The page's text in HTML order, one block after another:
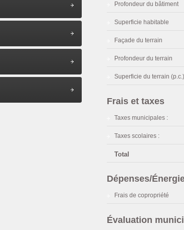
Profondeur du bâtiment
Superficie habitable
Façade du terrain
Profondeur du terrain
Superficie du terrain (p.c.)
Frais et taxes
Taxes municipales :
Taxes scolaires :
Total
Dépenses/
Frais de copropriété
Évaluation